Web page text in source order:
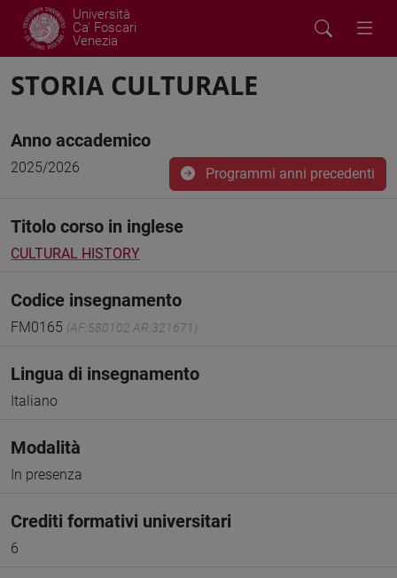
Università
Ca' Foscari
Venezia
STORIA CULTURALE
Anno accademico
2025/2026 Programmi anni precedenti
Titolo corso in inglese
CULTURAL HISTORY
Codice insegnamento
FM0165 (AF:580102 AR:321671)
Lingua di insegnamento
Italiano
Modalità
In presenza
Crediti formativi universitari
6